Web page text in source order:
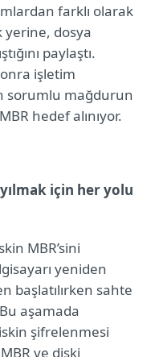
farklı olarak
yerine, dosya
paylaştı.
işletim
sorumlu mağdurun
hedef alınıyor.
için her yolu
MBR’sini
yeniden
başlatılırken sahte
aşamada
şifrelenmesi
ve diski